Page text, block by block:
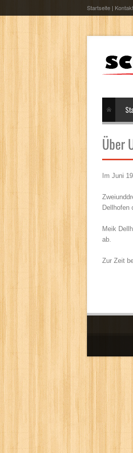
Startseite | Kontakt
Über
Im Juni
Dellhofen
Meik
ab.
Zur Zeit